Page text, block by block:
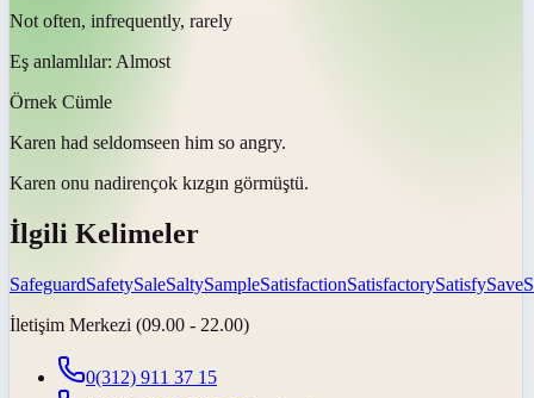
Not often, infrequently, rarely
Eş anlamlılar: Almost
Örnek Cümle
Karen had seldomseen him so angry.
Karen onu nadirençok kızgın görmüştü.
İlgili Kelimeler
SafeguardSafetySaleSaltySampleSatisfactionSatisfactorySatisfySave
İletişim Merkezi (09.00 - 22.00)
0(312) 911 37 15